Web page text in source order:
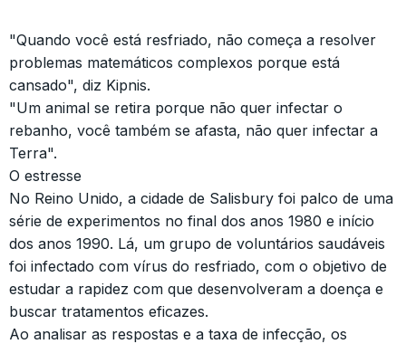
"Quando você está resfriado, não começa a resolver
problemas matemáticos complexos porque está
cansado", diz Kipnis.
"Um animal se retira porque não quer infectar o
rebanho, você também se afasta, não quer infectar a
Terra".
O estresse
No Reino Unido, a cidade de Salisbury foi palco de uma
série de experimentos no final dos anos 1980 e início
dos anos 1990. Lá, um grupo de voluntários saudáveis ​​
foi infectado com vírus do resfriado, com o objetivo de
estudar a rapidez com que desenvolveram a doença e
buscar tratamentos eficazes.
Ao analisar as respostas e a taxa de infecção, os